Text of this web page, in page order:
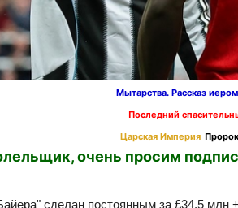
Мытарства. Рассказ
Последний
Царская Империя
очень просим
сделан постоянным за £34,5 млн